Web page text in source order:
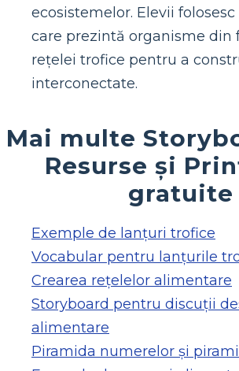
ecosistemelor. Elevii
care prezintă organisme din
rețelei trofice pentru a
interconectate.
Mai multe
Resurse și
gratuite
Exemple de lanțuri trofice
Vocabular pentru lanțurile
Crearea rețelelor alimentare
Storyboard pentru discuții
alimentare
Piramida numerelor și